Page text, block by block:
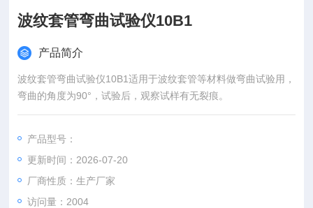
波纹套管弯曲试验仪10B1
产品简介
波纹套管弯曲试验仪10B1适用于波纹套管等材料做弯曲试验用，
弯曲的角度为90°，试验后，观察试样有无裂痕。
产品型号：
更新时间：2026-07-20
厂商性质：生产厂家
访问量：2004